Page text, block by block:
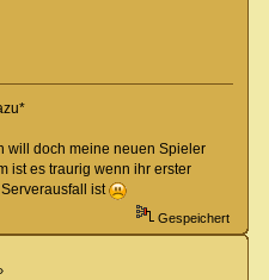
will doch meine neuen Spieler
ist es traurig wenn ihr erster
ist
Gespeichert